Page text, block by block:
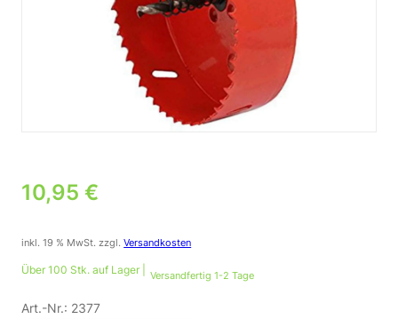
10,95 €
inkl. 19 % MwSt. zzgl.Versandkosten
Über 100 Stk. auf Lager | Versandfertig 1-2 Tage
Art.-Nr.: 2377